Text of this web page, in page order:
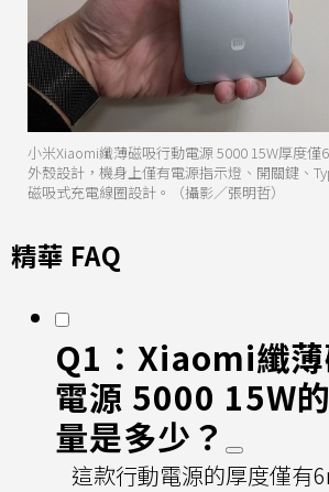
小米Xiaomi纖薄磁吸行動電源 5000 15W厚度僅
外殼設計，機身上僅有電源指示燈、開關鍵、
磁吸式充電線圈設計。（攝影／張明哲）
精華 FAQ
Q1：Xiaomi纖
電源 5000 15W
量是多少？
這款行動電源的厚度僅有